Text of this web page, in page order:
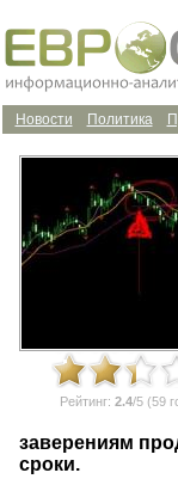
Политика
Новости
Рейтинг: 2.4/5 (59
заверениям
сроки.